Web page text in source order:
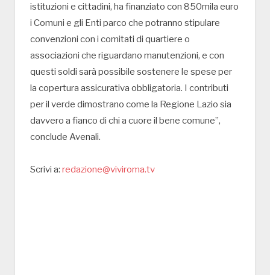
istituzioni e cittadini, ha finanziato con 850mila euro
i Comuni e gli Enti parco che potranno stipulare
convenzioni con i comitati di quartiere o
associazioni che riguardano manutenzioni, e con
questi soldi sarà possibile sostenere le spese per
la copertura assicurativa obbligatoria. I contributi
per il verde dimostrano come la Regione Lazio sia
davvero a fianco di chi a cuore il bene comune”,
conclude Avenali.
Scrivi a: redazione@viviroma.tv